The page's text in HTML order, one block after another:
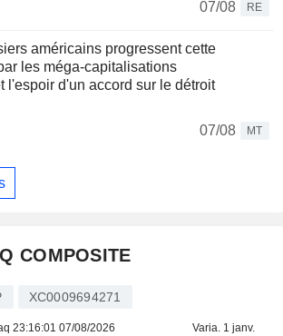
07/08
RE
américains progressent cette
les méga-capitalisations
l'espoir d'un accord sur le détroit
07/08
MT
COMPOSITE
XC0009694271
23:16:01 07/08/2026 Varia. 1 janv.